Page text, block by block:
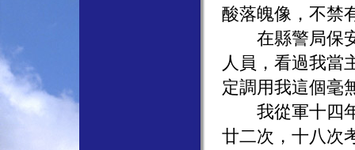
酸落魄像，不禁
在縣警局保安
人員，看過我當
定調用我這個毫
我從軍十四年
廿二次，十八次